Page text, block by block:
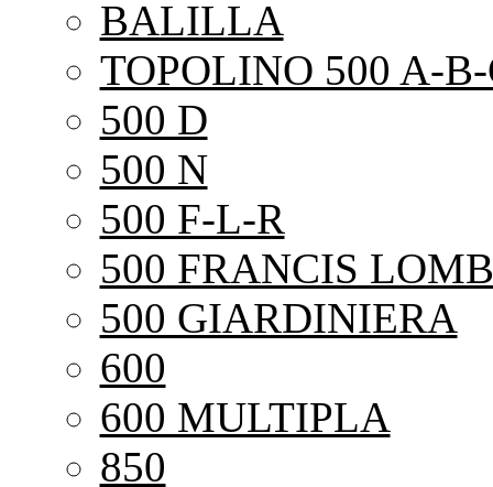
BALILLA
TOPOLINO 500 A-
500 D
500 N
500 F-L-R
500 FRANCIS
500 GIARDINIERA
600
600 MULTIPLA
850